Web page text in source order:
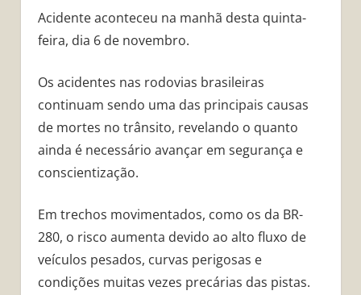
Acidente aconteceu na manhã desta quinta-
feira, dia 6 de novembro.
Os acidentes nas rodovias brasileiras
continuam sendo uma das principais causas
de mortes no trânsito, revelando o quanto
ainda é necessário avançar em segurança e
conscientização.
Em trechos movimentados, como os da BR-
280, o risco aumenta devido ao alto fluxo de
veículos pesados, curvas perigosas e
condições muitas vezes precárias das pistas.